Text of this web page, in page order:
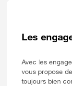
Les
Avec les
vous propose
toujours bien